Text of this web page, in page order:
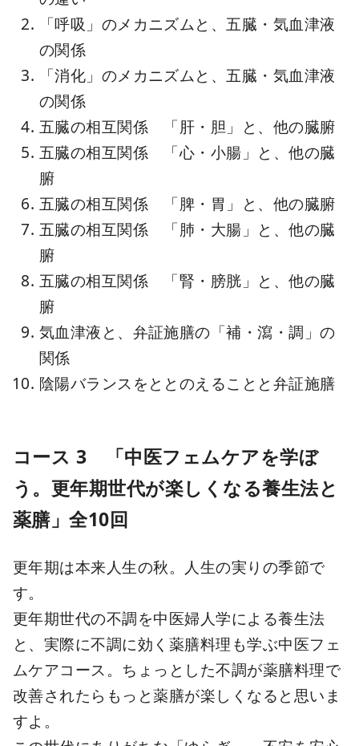
「呼吸」のメカニズムと、五臓・気血津液
の関係
「消化」のメカニズムと、五臓・気血津液
の関係
五臓の相互関係 「肝・胆」と、他の臓腑
五臓の相互関係 「心・小腸」と、他の臓
腑
五臓の相互関係 「脾・胃」と、他の臓腑
五臓の相互関係 「肺・大腸」と、他の臓
腑
五臓の相互関係 「腎・膀胱」と、他の臓
腑
気血津液と、弁証施膳の「補・瀉・調」の
関係
陰陽バランスをととのえることと弁証施膳
コース 3 「中医フェムケアを学ぼ
う。更年期世代が楽しくなる養生法と
薬膳」全10回
更年期は本来人生の秋。人生の実りの季節で
す。
更年期世代の不調を中医婦人学による養生法
と、実際に不調に効く薬膳料理も学ぶ中医フェ
ムケアコース。ちょっとした不調が薬膳料理で
改善されたらもっと薬膳が楽しくなると思いま
すよ。